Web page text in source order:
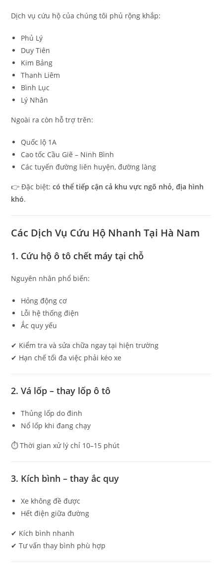
Dịch vụ cứu hộ của chúng tôi phủ rộng khắp:
Phủ Lý
Duy Tiên
Kim Bảng
Thanh Liêm
Bình Lục
Lý Nhân
Ngoài ra còn hỗ trợ trên:
Quốc lộ 1A
Cao tốc Cầu Giẽ – Ninh Bình
Các tuyến đường liên huyện, đường làng
👉 Đặc biệt:có thể tiếp cận cả khu vực ngõ nhỏ, địa hình
khó.
Các Dịch Vụ Cứu Hộ Nhanh Tại Hà Nam
1. Cứu hộ ô tô chết máy tại chỗ
Nguyên nhân phổ biến:
Hỏng động cơ
Lỗi hệ thống điện
Ắc quy yếu
✔ Kiểm tra và sửa chữa ngay tại hiện trường
✔ Hạn chế tối đa việc phải kéo xe
2. Vá lốp – thay lốp ô tô
Thủng lốp do đinh
Nổ lốp khi đang chạy
⏱ Thời gian xử lý chỉ 10–15 phút
3. Kích bình – thay ắc quy
Xe không đề được
Hết điện giữa đường
✔ Kích bình nhanh
✔ Tư vấn thay bình phù hợp